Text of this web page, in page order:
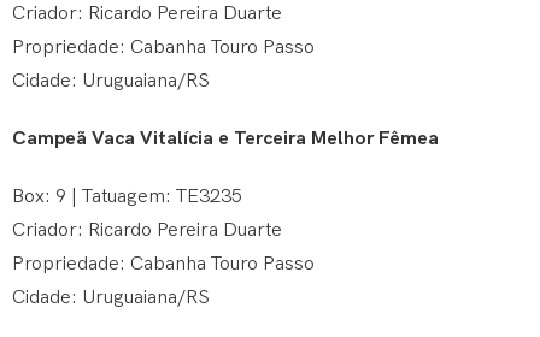
Criador: Ricardo Pereira Duarte
Propriedade: Cabanha Touro Passo
Cidade: Uruguaiana/RS
Campeã Vaca Vitalícia e Terceira Melhor Fêmea
Box: 9 | Tatuagem: TE3235
Criador: Ricardo Pereira Duarte
Propriedade: Cabanha Touro Passo
Cidade: Uruguaiana/RS